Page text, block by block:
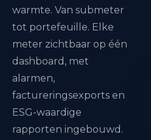
warmte. Van submeter
tot portefeuille. Elke
meter zichtbaar op één
dashboard, met
alarmen,
factureringsexports en
ESG-waardige
rapporten ingebouwd.